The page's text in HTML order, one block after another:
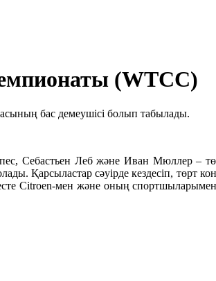
(WTCC)
бас демеушісі болып табылады.
Себастьен Леб және Иван Мюллер –
Қарсыластар сәуірде кездесіп, төрт
Citroen-мен және оның спортшыларымен